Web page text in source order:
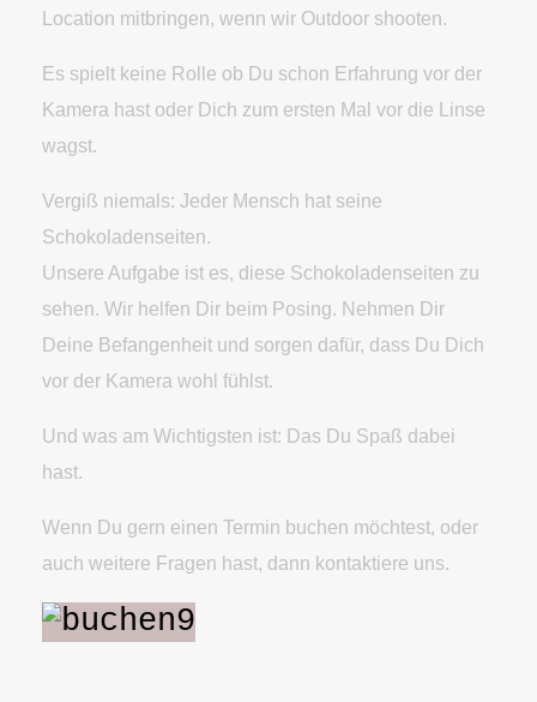
Location mitbringen, wenn wir Outdoor shooten.
Es spielt keine Rolle ob Du schon Erfahrung vor der
Kamera hast oder Dich zum ersten Mal vor die Linse
wagst.
Vergiß niemals: Jeder Mensch hat seine
Schokoladenseiten.
Unsere Aufgabe ist es, diese Schokoladenseiten zu
sehen. Wir helfen Dir beim Posing. Nehmen Dir
Deine Befangenheit und sorgen dafür, dass Du Dich
vor der Kamera wohl fühlst.
Und was am Wichtigsten ist: Das Du Spaß dabei
hast.
Wenn Du gern einen Termin buchen möchtest, oder
auch weitere Fragen hast, dann kontaktiere uns.